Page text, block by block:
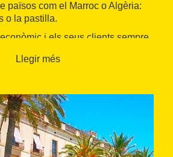
països com el Marroc o Algèria:
o la pastilla.
econòmic i els seus clients sempre
l'ambient és agradable i
Llegir més